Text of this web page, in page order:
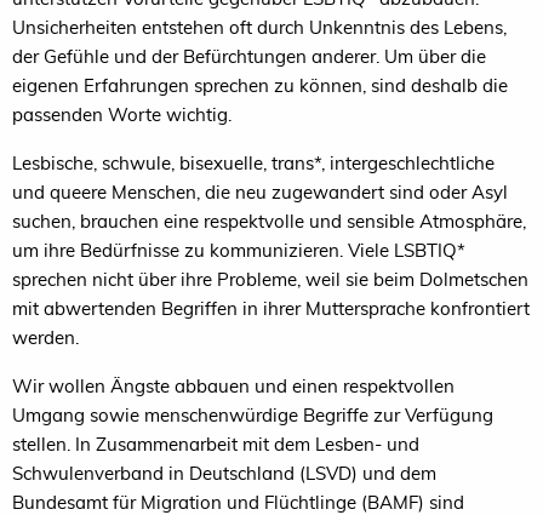
Unsicherheiten entstehen oft durch Unkenntnis des Lebens,
der Gefühle und der Befürchtungen anderer. Um über die
eigenen Erfahrungen sprechen zu können, sind deshalb die
passenden Worte wichtig.
Lesbische, schwule, bisexuelle, trans*, intergeschlechtliche
und queere Menschen, die neu zugewandert sind oder Asyl
suchen, brauchen eine respektvolle und sensible Atmosphäre,
um ihre Bedürfnisse zu kommunizieren. Viele LSBTIQ*
sprechen nicht über ihre Probleme, weil sie beim Dolmetschen
mit abwertenden Begriffen in ihrer Muttersprache konfrontiert
werden.
Wir wollen Ängste abbauen und einen respektvollen
Umgang sowie menschenwürdige Begriffe zur Verfügung
stellen. In Zusammenarbeit mit dem Lesben- und
Schwulenverband in Deutschland (LSVD) und dem
Bundesamt für Migration und Flüchtlinge (BAMF) sind